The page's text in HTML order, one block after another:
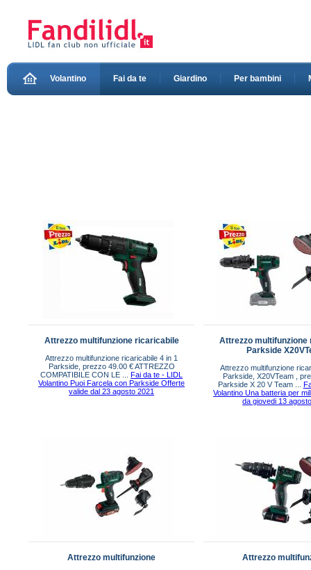
Volantino Fai da te Giardino Per bambini
Attrezzo multifunzione ricaricabile
Attrezzo multifunzione ricaricabile 4 in 1
Parkside, prezzo 49.00 € ATTREZZO
COMPATIBILE CON LE ...Fai da te - LIDL
Volantino Puoi Farcela con Parkside Offerte
valide dal 23 agosto 2021
Attrezzo multifunzione
Parkside
Attrezzo multifunzione
Parkside, X20VTeam ,
Parkside X 20 V Team ...
Volantino Una batteria per
da giovedi 13
Attrezzo multifunzione Attrezzo